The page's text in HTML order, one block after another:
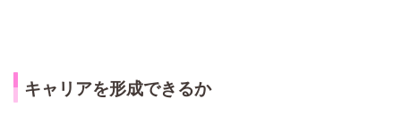
キャリアを形成できるか